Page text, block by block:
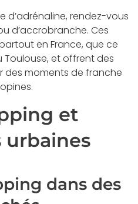
d’adrénaline, rendez-vous
d’accrobranche. Ces
en France, que ce
Toulouse, et offrent des
des moments de franche
et
urbaines
dans des